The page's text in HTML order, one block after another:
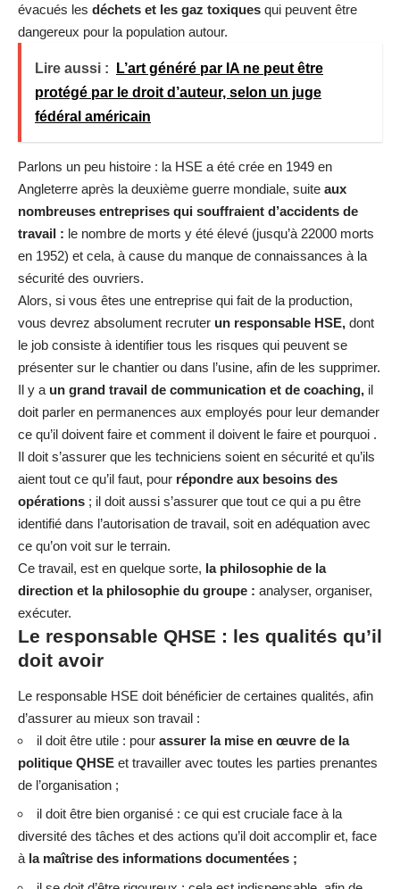
évacués les déchets et les gaz toxiques qui peuvent être
dangereux pour la population autour.
Lire aussi :
L’art généré par IA ne peut être
protégé par le droit d’auteur, selon un juge
fédéral américain
Parlons un peu histoire : la HSE a été crée en 1949 en
Angleterre après la deuxième guerre mondiale, suite aux
nombreuses entreprises qui souffraient d’accidents de
travail : le nombre de morts y été élevé (jusqu’à 22000 morts
en 1952) et cela, à cause du manque de connaissances à la
sécurité des ouvriers.
Alors, si vous êtes une entreprise qui fait de la production,
vous devrez absolument recruter un responsable HSE, dont
le job consiste à identifier tous les risques qui peuvent se
présenter sur le chantier ou dans l’usine, afin de les supprimer.
Il y a un grand travail de communication et de coaching, il
doit parler en permanences aux employés pour leur demander
ce qu’il doivent faire et comment il doivent le faire et pourquoi .
Il doit s’assurer que les techniciens soient en sécurité et qu’ils
aient tout ce qu’il faut, pour répondre aux besoins des
opérations ; il doit aussi s’assurer que tout ce qui a pu être
identifié dans l’autorisation de travail, soit en adéquation avec
ce qu’on voit sur le terrain.
Ce travail, est en quelque sorte, la philosophie de la
direction et la philosophie du groupe : analyser, organiser,
exécuter.
Le responsable QHSE : les qualités qu’il
doit avoir
Le responsable HSE doit bénéficier de certaines qualités, afin
d’assurer au mieux son travail :
il doit être utile : pour assurer la mise en œuvre de la
politique QHSE et travailler avec toutes les parties prenantes
de l’organisation ;
il doit être bien organisé : ce qui est cruciale face à la
diversité des tâches et des actions qu’il doit accomplir et, face
à la maîtrise des informations documentées ;